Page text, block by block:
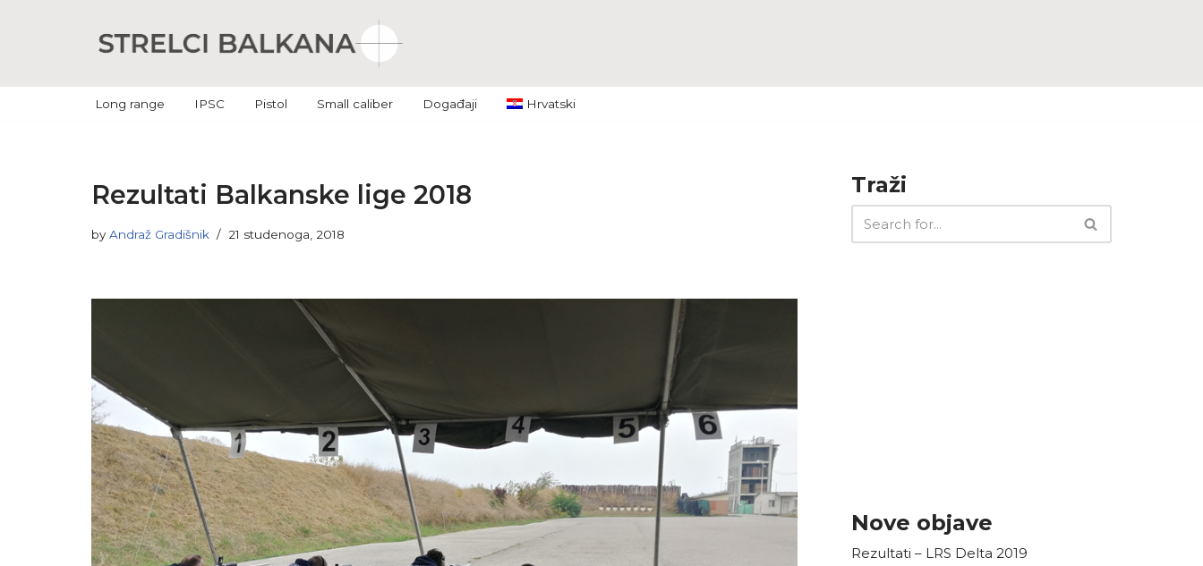
Long range IPSC Pistol Small caliber Događaji Hrvatski
Rezultati Balkanske lige 2018
by Andraž Gradišnik 21 studenoga, 2018
Traži
Nove objave
Rezultati – LRS Delta 2019